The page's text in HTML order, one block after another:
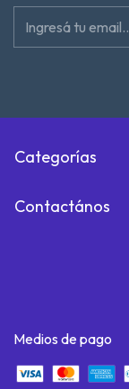
Categorías
Contactános
Medios de pago